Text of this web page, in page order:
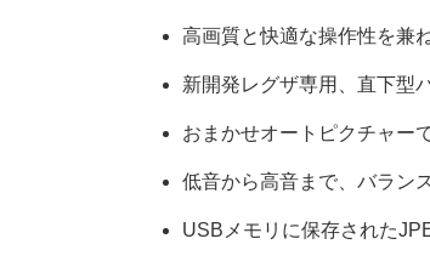
高画質と快適な操作性を兼
新開発レグザ専用、直下型
おまかせオートピクチャー
低音から高音まで、バラン
USBメモリに保存された